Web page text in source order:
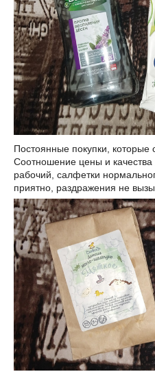
Постоянные покупки, которые
Соотношение цены и
рабочий, салфетки
приятно, раздражения не